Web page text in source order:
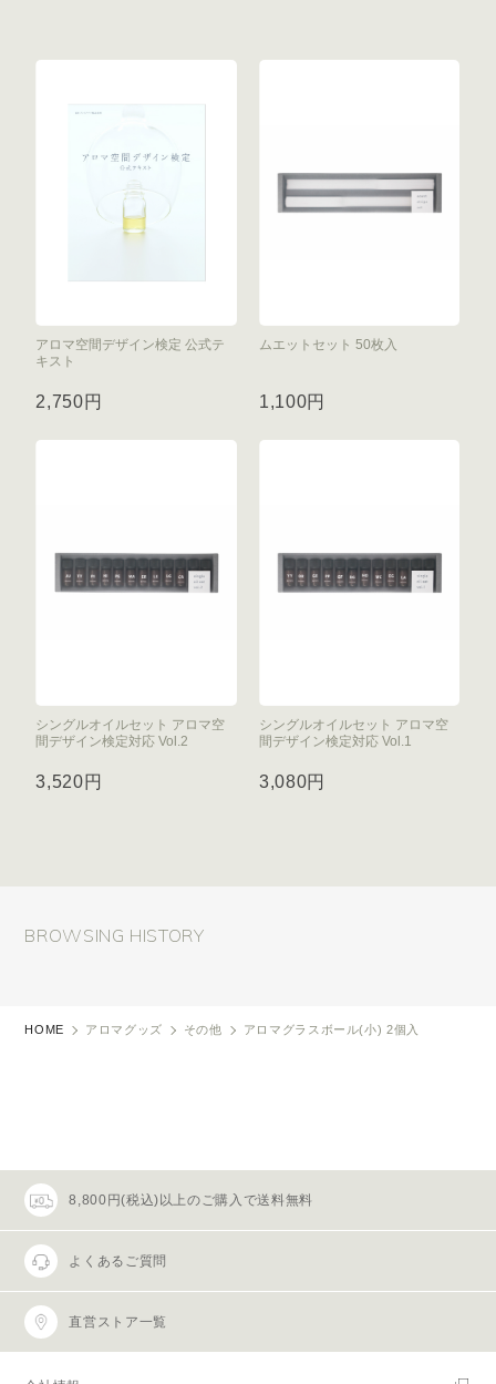
アロマ空間デザイン検定 公式テ
キスト
2,750円
ムエットセット 50枚入
1,100円
シングルオイルセット アロマ空
間デザイン検定対応 Vol.2
3,520円
シングルオイルセット アロマ空
間デザイン検定対応 Vol.1
3,080円
BROWSING HISTORY
HOME アロマグッズ その他 アロマグラスボール(小) 2個入
8,800円(税込)以上のご購入で送料無料
よくあるご質問
直営ストア一覧